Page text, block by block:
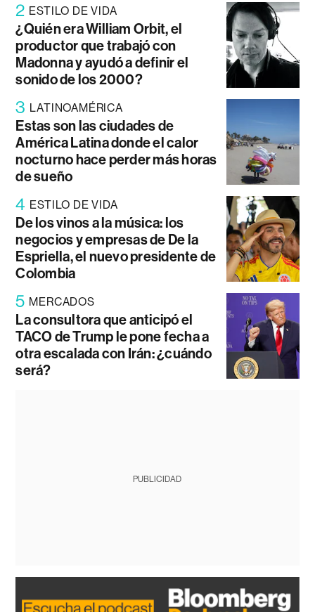
2 ESTILO DE VIDA
¿Quién era William Orbit, el
productor que trabajó con
Madonna y ayudó a definir el
sonido de los 2000?
3 LATINOAMÉRICA
Estas son las ciudades de
América Latina donde el calor
nocturno hace perder más horas
de sueño
4 ESTILO DE VIDA
De los vinos a la música: los
negocios y empresas de De la
Espriella, el nuevo presidente de
Colombia
5 MERCADOS
La consultora que anticipó el
TACO de Trump le pone fecha a
otra escalada con Irán: ¿cuándo
será?
PUBLICIDAD